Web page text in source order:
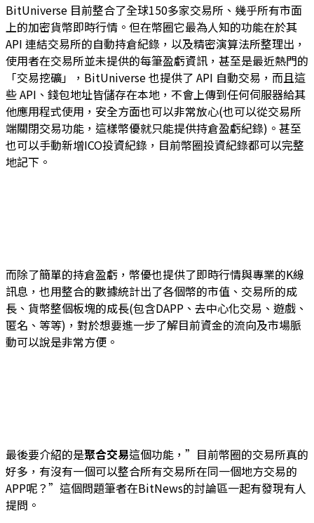
BitUniverse 目前整合了全球150多家交易所、幾乎所有市面
上的加密貨幣即時行情。但在幣圈它最為人知的功能在於其
API 連結交易所的自動持倉紀錄，以及精密演算法所整理出，
使用者在交易所並未提供的每筆盈虧資訊，甚至是最近熱門的
「交易挖礦」，BitUniverse 也提供了 API 自動交易，而且這
些 API、錢包地址皆儲存在本地，不會上傳到任何伺服器給其
他應用程式使用，安全方面也可以非常放心(也可以從交易所
端關閉交易功能，這樣幣優就只能提供持倉盈虧紀錄)。甚至
也可以手動新增ICO投資紀錄，目前幣圈投資紀錄都可以完整
地記下。
而除了簡單的持倉盈虧，幣優也提供了即時行情與專業的K線
訊息，也用整合的數據統計出了各個幣的市值、交易所的成
長、貨幣整個板塊的成長(包含DAPP、去中心化交易、遊戲、
匿名、等等)，對於想要進一步了解目前資金的流向及市場脈
動可以說是非常方便。
最後要介紹的是聚合交易這個功能，”目前幣圈的交易所真的
好多，有沒有一個可以整合所有交易所在同一個地方交易的
APP呢？”這個問題筆者在BitNews的討論區一起有發現有人
提問。